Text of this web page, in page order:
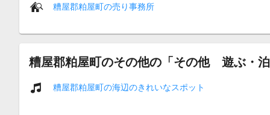
糟屋郡粕屋町の売り事務所
糟屋郡粕屋町のその他の「その他 遊ぶ・
糟屋郡粕屋町の海辺のきれいなスポット